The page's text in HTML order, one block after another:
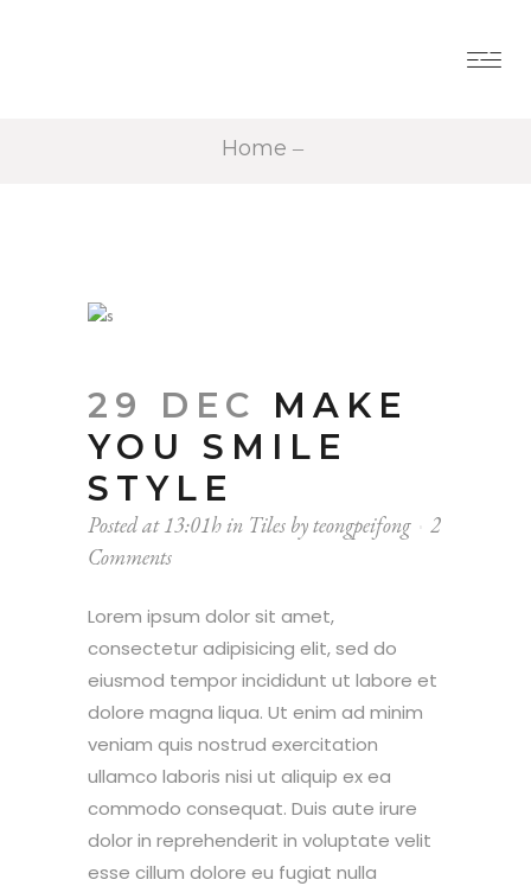
Home
29 DEC
MAKE
YOU SMILE
STYLE
Posted at 13:01hin Tiles byteongpeifong
2
Comments
Lorem ipsum dolor sit amet,
consectetur adipisicing elit, sed do
eiusmod tempor incididunt ut labore et
dolore magna liqua. Ut enim ad minim
veniam quis nostrud exercitation
ullamco laboris nisi ut aliquip ex ea
commodo consequat. Duis aute irure
dolor in reprehenderit in voluptate velit
esse cillum dolore eu fugiat nulla